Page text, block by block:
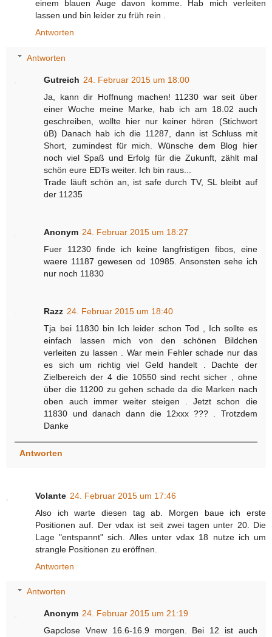
einem blauen Auge davon komme. Hab mich verleiten
lassen und bin leider zu früh rein .
Antworten
Antworten
Gutreich 24. Februar 2015 um 18:00
Ja, kann dir Hoffnung machen! 11230 war seit über
einer Woche meine Marke, hab ich am 18.02 auch
geschreiben, wollte hier nur keiner hören (Stichwort
üB) Danach hab ich die 11287, dann ist Schluss mit
Short, zumindest für mich. Wünsche dem Blog hier
noch viel Spaß und Erfolg für die Zukunft, zählt mal
schön eure EDTs weiter. Ich bin raus...
Trade läuft schön an, ist safe durch TV, SL bleibt auf
der 11235
Anonym 24. Februar 2015 um 18:27
Fuer 11230 finde ich keine langfristigen fibos, eine
waere 11187 gewesen od 10985. Ansonsten sehe ich
nur noch 11830
Razz 24. Februar 2015 um 18:40
Tja bei 11830 bin Ich leider schon Tod , Ich sollte es
einfach lassen mich von den schönen Bildchen
verleiten zu lassen . War mein Fehler schade nur das
es sich um richtig viel Geld handelt . Dachte der
Zielbereich der 4 die 10550 sind recht sicher , ohne
über die 11200 zu gehen schade da die Marken nach
oben auch immer weiter steigen . Jetzt schon die
11830 und danach dann die 12xxx ??? . Trotzdem
Danke
Antworten
Volante 24. Februar 2015 um 17:46
Also ich warte diesen tag ab. Morgen baue ich erste
Positionen auf. Der vdax ist seit zwei tagen unter 20. Die
Lage "entspannt" sich. Alles unter vdax 18 nutze ich um
strangle Positionen zu eröffnen.
Antworten
Antworten
Anonym 24. Februar 2015 um 21:19
Gapclose Vnew 16.6-16.9 morgen. Bei 12 ist auch